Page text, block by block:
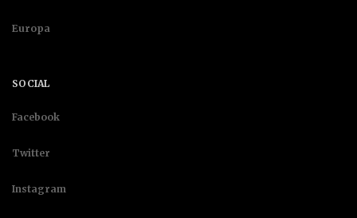
Europa
SOCIAL
Facebook
Twitter
Instagram